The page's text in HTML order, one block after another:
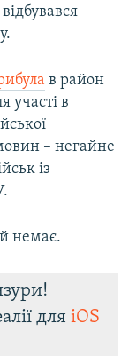
в район
участі в
– негайне
із
немає.
для iOS